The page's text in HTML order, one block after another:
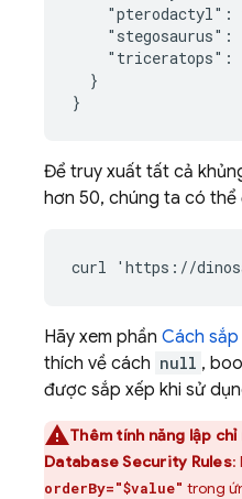
"pterodactyl":
"stegosaurus":
"triceratops":
  }
}
Để truy xuất tất cả
hơn 50, chúng ta có thể
Hãy xem phần Cách
thích về cách null ,
được sắp xếp khi sử
Thêm tính năng lập chỉ
DatabaseSecurity Rules:
orderBy="$value" trong